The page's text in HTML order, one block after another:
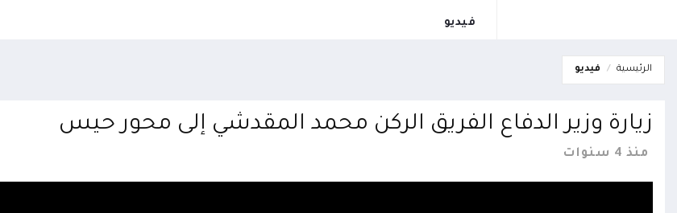
فيديو
الرئيسية فيديو
زيارة وزير الدفاع الفريق الركن محمد المقدشي إلى محور حيس
منذ 4 سنوات